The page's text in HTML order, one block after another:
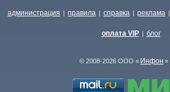
администрация | правила | справка | реклама |
оплата VIP | блог
© 2008-2026 ООО « Инфон »